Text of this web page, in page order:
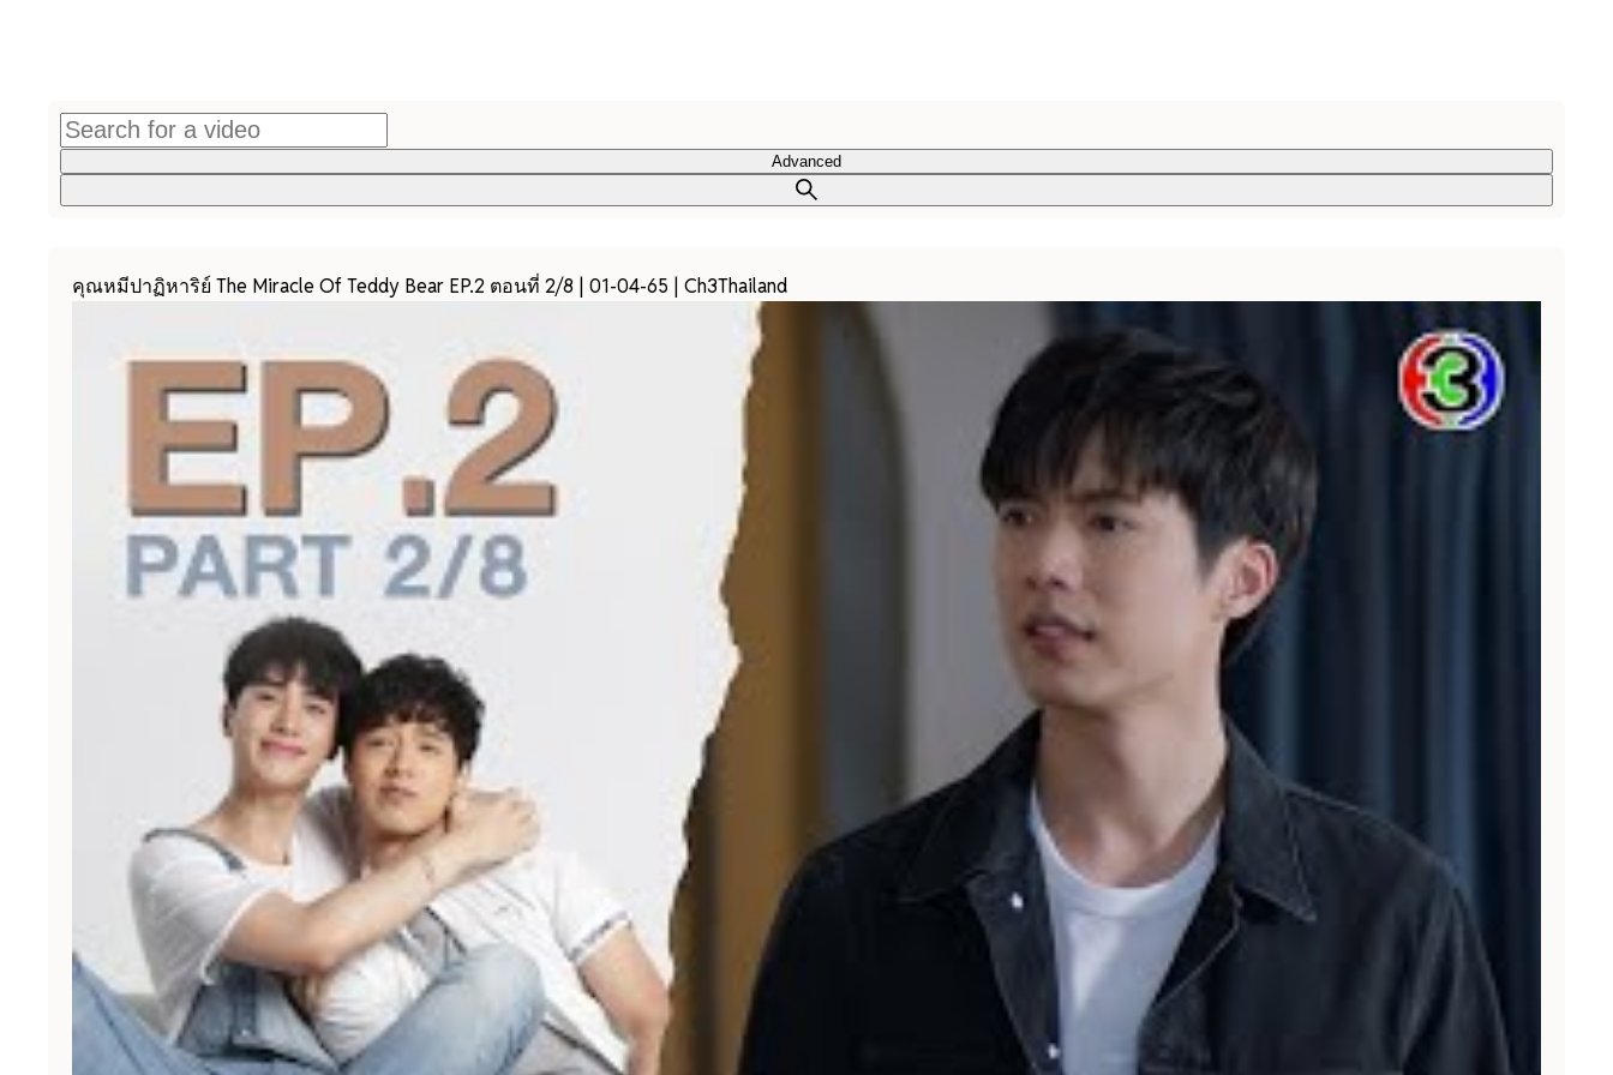
Advanced
คุณหมีปาฏิหาริย์ The Miracle Of Teddy Bear EP.2 ตอนที่ 2/8 | 01-04-65 | Ch3Thailand